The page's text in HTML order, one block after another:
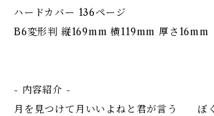
ハードカバー 136ページ
B6変形判 縦169mm 横119mm 厚さ16mm
- 内容紹介 -
月を見つけて月いいよねと君が言う ぼ